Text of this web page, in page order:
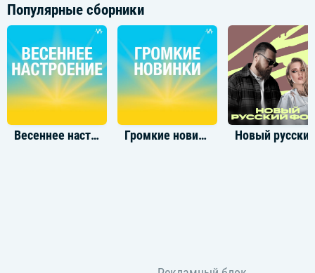
Популярные сборники
Весеннее настроение Громкие новинки месяца